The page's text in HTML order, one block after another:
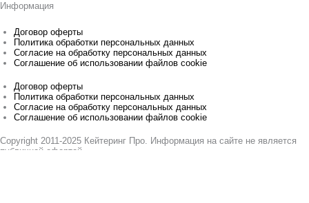
Информация
Договор оферты
Политика обработки персональных данных
Согласие на обработку персональных данных
Соглашение об использовании файлов cookie
Договор оферты
Политика обработки персональных данных
Согласие на обработку персональных данных
Соглашение об использовании файлов cookie
Copyright 2011-2025 Кейтеринг Про. Информация на сайте не является
публичной офертой.